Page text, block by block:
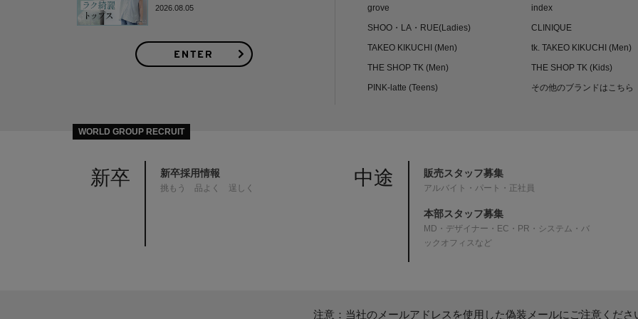
2026.08.05 grove
index
SHOO・LA・RUE(Ladies)
CLINIQUE
TAKEO KIKUCHI (Men)
tk. TAKEO KIKUCHI (Men)
THE SHOP TK (Men)
THE SHOP TK (Kids)
PINK-latte (Teens)
その他のブランドはこちら
WORLD GROUP RECRUIT
新卒 新卒採用情報
挑もう 品よく 逞しく 中途 販売スタッフ募集
アルバイト・パート・正社員
本部スタッフ募集
MD・デザイナー・EC・PR・システム・バ
ックオフィスなど
注意：当社のメールアドレスを使用した偽装メールにご注意くださ